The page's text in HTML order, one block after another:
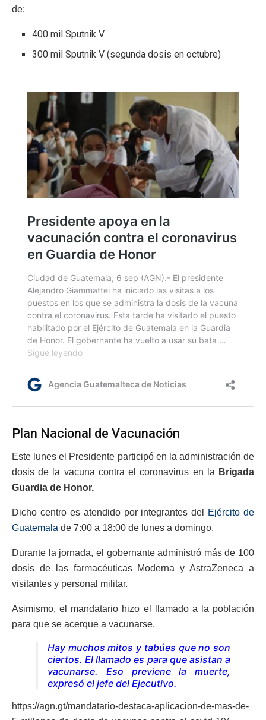
de:
400 mil Sputnik V
300 mil Sputnik V (segunda dosis en octubre)
Plan Nacional de Vacunación
Este lunes el Presidente participó en la administración de
dosis de la vacuna contra el coronavirus en la Brigada
Guardia de Honor.
Dicho centro es atendido por integrantes del
Ejército de
Guatemala de 7:00 a 18:00 de lunes a domingo.
Durante la jornada, el gobernante administró más de 100
dosis de las farmacéuticas Moderna y AstraZeneca a
visitantes y personal militar.
Asimismo, el mandatario hizo el llamado a la población
para que se acerque a vacunarse.
Hay muchos mitos y tabúes que no son
ciertos. El llamado es para que asistan a
vacunarse. Eso previene la muerte,
expresó el jefe del Ejecutivo.
https://agn.gt/mandatario-destaca-aplicacion-de-mas-de-